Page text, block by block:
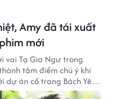
Amy đã tái xuất
mới
vai Tạ Gia Ngư trong
tâm điểm chú ý khi
dự án cổ trang Bách Yêu